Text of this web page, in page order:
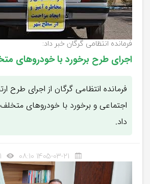
فرمانده انتظامی گرگان خبر داد:
اجرای طرح برخورد با خودروهای
فرمانده انتظامی گرگان از اجرای طرح
اجتماعی و برخورد با خودروهای
داد.
1405-03-21 08:10